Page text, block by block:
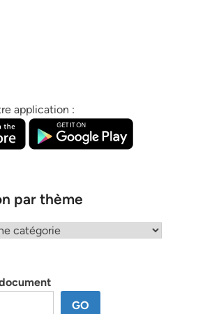
application :
par thème
GO